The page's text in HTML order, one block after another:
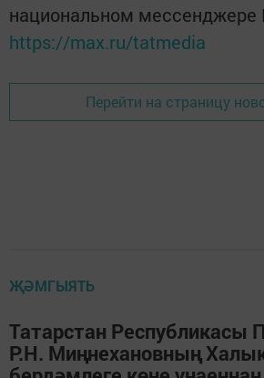
национальном мессенджере
https://max.ru/tatmedia
Перейти на страницу
ҖӘМГЫЯТЬ
Татарстан Республикасы
Р.Н. Миңнехановның